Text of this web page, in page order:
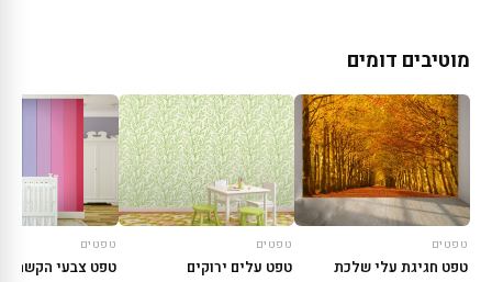
מוטיבים דומים
טפטים
טפט חגיגת עלי שלכת
טפטים
טפט עלים ירוקים
טפטים
טפט צבעי הקשת